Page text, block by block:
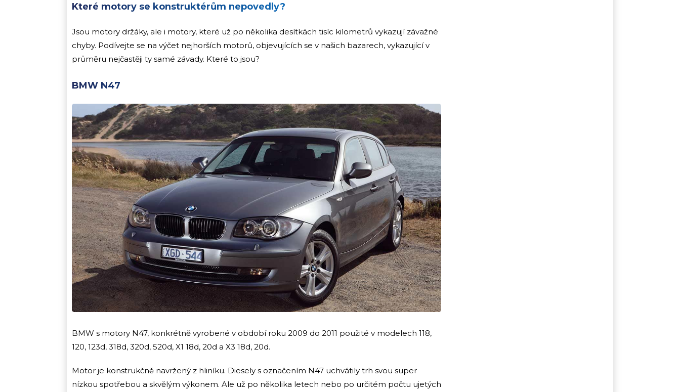
Které motory se konstruktérům nepovedly?
Jsou motory držáky, ale i motory, které už po několika desítkách tisíc kilometrů vykazují závažné
chyby. Podívejte se na výčet nejhorších motorů, objevujících se v našich bazarech, vykazující v
průměru nejčastěji ty samé závady. Které to jsou?
BMW N47
BMW s motory N47, konkrétně vyrobené v období roku 2009 do 2011 použité v modelech 118,
120, 123d, 318d, 320d, 520d, X1 18d, 20d a X3 18d, 20d.
Motor je konstrukčně navržený z hliníku. Diesely s označením N47 uchvátily trh svou super
nízkou spotřebou a skvělým výkonem. Ale už po několika letech nebo po určitém počtu ujetých